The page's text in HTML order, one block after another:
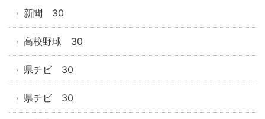
新聞 30
高校野球 30
県チビ 30
県チビ 30